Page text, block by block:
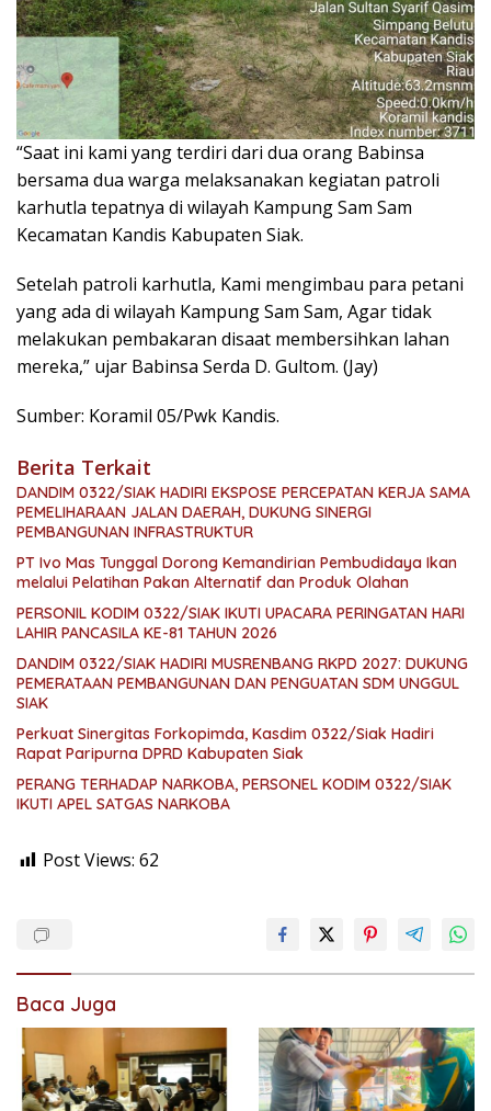
“Saat ini kami yang terdiri dari dua orang Babinsa
bersama dua warga melaksanakan kegiatan patroli
karhutla tepatnya di wilayah Kampung Sam Sam
Kecamatan Kandis Kabupaten Siak.
Setelah patroli karhutla, Kami mengimbau para petani
yang ada di wilayah Kampung Sam Sam, Agar tidak
melakukan pembakaran disaat membersihkan lahan
mereka,” ujar Babinsa Serda D. Gultom. (Jay)
Sumber: Koramil 05/Pwk Kandis.
Berita Terkait
DANDIM 0322/SIAK HADIRI EKSPOSE PERCEPATAN KERJA SAMA
PEMELIHARAAN JALAN DAERAH, DUKUNG SINERGI
PEMBANGUNAN INFRASTRUKTUR
PT Ivo Mas Tunggal Dorong Kemandirian Pembudidaya Ikan
melalui Pelatihan Pakan Alternatif dan Produk Olahan
PERSONIL KODIM 0322/SIAK IKUTI UPACARA PERINGATAN HARI
LAHIR PANCASILA KE-81 TAHUN 2026
DANDIM 0322/SIAK HADIRI MUSRENBANG RKPD 2027: DUKUNG
PEMERATAAN PEMBANGUNAN DAN PENGUATAN SDM UNGGUL
SIAK
Perkuat Sinergitas Forkopimda, Kasdim 0322/Siak Hadiri
Rapat Paripurna DPRD Kabupaten Siak
PERANG TERHADAP NARKOBA, PERSONEL KODIM 0322/SIAK
IKUTI APEL SATGAS NARKOBA
Post Views: 62
Baca Juga